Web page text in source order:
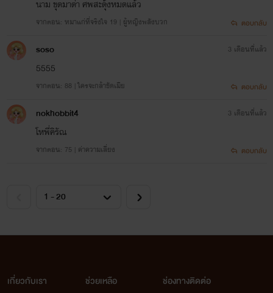
นาม ขุดมาด่า ศพสะดุ้งหมดแล้ว
จากตอน: หมาแก่ที่จริงใจ 19 | ผู้หญิงพลังบวก ตอบกลับ
soso
5555
จากตอน: 88 | ใครจะกล้าขัดเมีย
3 เดือนที่แล้ว
ตอบกลับ
nokhobbit4
โหพี่คิรัณ
จากตอน: 75 | ค่าความเสี่ยง
3 เดือนที่แล้ว
ตอบกลับ
เกี่ยวกับเรา
ช่วยเหลือ
ช่องทางติดต่อ